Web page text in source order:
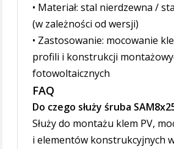
• Materiał: stal nierdzewna /
(w zależności od wersji)
• Zastosowanie: mocowanie
profili i konstrukcji
fotowoltaicznych
FAQ
Do czego służy śruba
Służy do montażu klem PV,
i elementów konstrukcyjnych